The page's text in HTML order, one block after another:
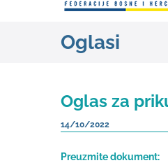
Oglasi
Oglas za
14/10/2022
Preuzmite dokument: